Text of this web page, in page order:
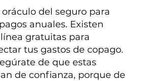
del seguro para
anuales. Existen
gratuitas para
tus gastos de copago.
de que estas
de confianza, porque de